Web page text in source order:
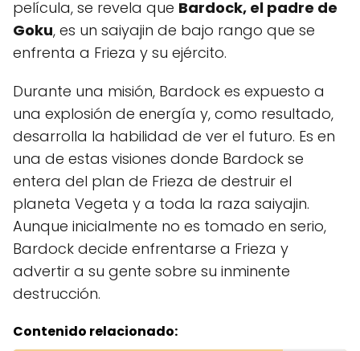
película, se revela que Bardock, el padre de
Goku, es un saiyajin de bajo rango que se
enfrenta a Frieza y su ejército.
Durante una misión, Bardock es expuesto a
una explosión de energía y, como resultado,
desarrolla la habilidad de ver el futuro. Es en
una de estas visiones donde Bardock se
entera del plan de Frieza de destruir el
planeta Vegeta y a toda la raza saiyajin.
Aunque inicialmente no es tomado en serio,
Bardock decide enfrentarse a Frieza y
advertir a su gente sobre su inminente
destrucción.
Contenido relacionado: